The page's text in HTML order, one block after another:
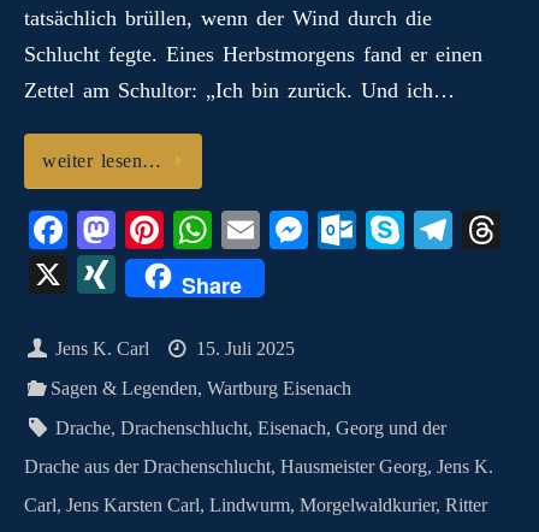
tatsächlich brüllen, wenn der Wind durch die
Schlucht fegte. Eines Herbstmorgens fand er einen
Zettel am Schultor: „Ich bin zurück. Und ich…
weiter lesen…
Fa
ce
bo
ok
M
as
to
do
n
Pi
nt
er
es
t
W
ha
ts
A
pp
E
m
ail
M
er
O
o
m
S
Te
X
X
N
G
Share
Jens K. Carl
15. Juli 2025
Sagen & Legenden,Wartburg Eisenach
Drache,Drachenschlucht,Eisenach,Georg und der
Drache aus der Drachenschlucht, Hausmeister Georg, Jens K.
Carl, Jens Karsten Carl, Lindwurm, Morgelwaldkurier, Ritter